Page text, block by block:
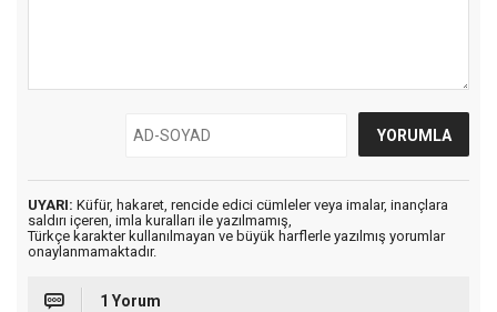
UYARI: Küfür, hakaret, rencide edici cümleler veya imalar, inançlara
saldırı içeren, imla kuralları ile yazılmamış,
Türkçe karakter kullanılmayan ve büyük harflerle yazılmış yorumlar
onaylanmamaktadır.
1 Yorum